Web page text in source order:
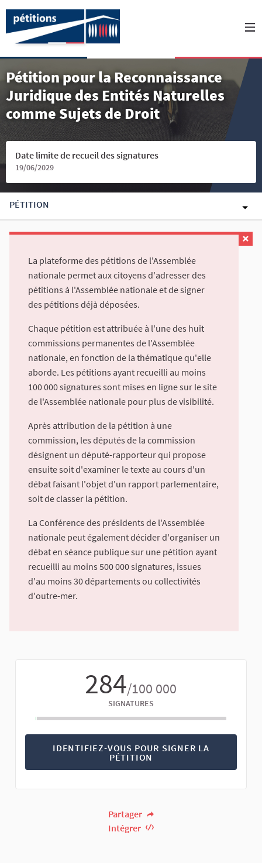
Pétition pour la Reconnaissance
Juridique des Entités Naturelles
comme Sujets de Droit
Date limite de recueil des signatures
19/06/2029
PÉTITION
La plateforme des pétitions de l'Assemblée
nationale permet aux citoyens d'adresser des
pétitions à l'Assemblée nationale et de signer
des pétitions déjà déposées.
Chaque pétition est attribuée à l'une des huit
commissions permanentes de l'Assemblée
nationale, en fonction de la thématique qu'elle
aborde. Les pétitions ayant recueilli au moins
100 000 signatures sont mises en ligne sur le site
de l'Assemblée nationale pour plus de visibilité.
Après attribution de la pétition à une
commission, les députés de la commission
désignent un député-rapporteur qui propose
ensuite soit d'examiner le texte au cours d'un
débat faisant l'objet d'un rapport parlementaire,
soit de classer la pétition.
La Conférence des présidents de l'Assemblée
nationale peut également décider d'organiser un
débat en séance publique sur une pétition ayant
recueilli au moins 500 000 signatures, issues
d'au moins 30 départements ou collectivités
d'outre-mer.
284/100 000
SIGNATURES
IDENTIFIEZ-VOUS POUR SIGNER LA
PÉTITION
Partager
Intégrer